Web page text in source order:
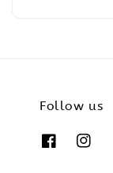
Follow us